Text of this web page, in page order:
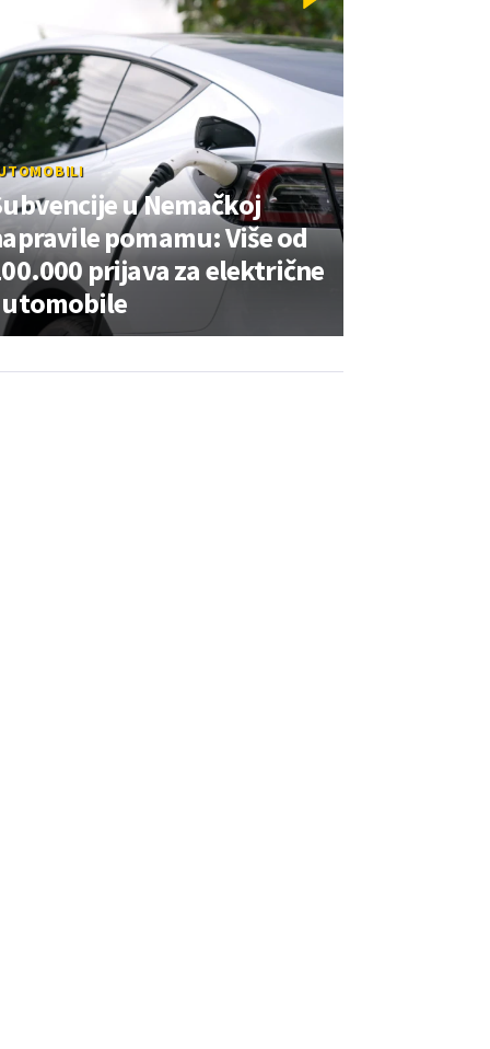
u Nemačkoj
pomamu: Više od
prijava za električne